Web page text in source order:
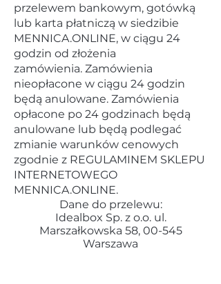
przelewem bankowym, gotówką
lub karta płatniczą w siedzibie
MENNICA.ONLINE, w ciągu 24
godzin od złożenia
zamówienia. Zamówienia
nieopłacone w ciągu 24 godzin
będą anulowane. Zamówienia
opłacone po 24 godzinach będą
anulowane lub będą podlegać
zmianie warunków cenowych
zgodnie z REGULAMINEM SKLEPU
INTERNETOWEGO
MENNICA.ONLINE.
Dane do przelewu:
Idealbox Sp. z o.o. ul.
Marszałkowska 58, 00-545
Warszawa